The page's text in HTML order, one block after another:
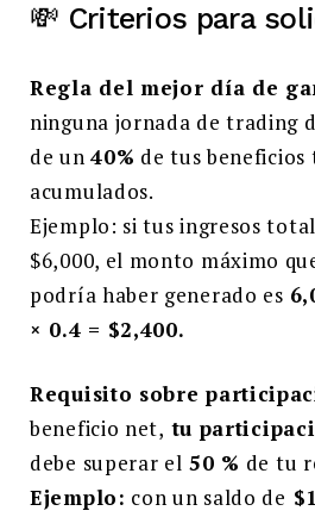
💸 Criterios para
Regla del mejor día de
ninguna jornada de trading
de un40% de tus beneficios
acumulados.
Ejemplo: si tus ingresos
$6,000, el monto máximo
podría haber generado es
× 0.4 = $2,400.
Requisito sobre
beneficio net, tu
debe superar el 50 % de tu
Ejemplo: con un saldo de